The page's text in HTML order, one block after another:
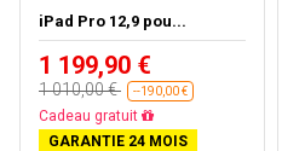
iPad Pro 12,9 pou...
1 199,90 €
1 010,00 € --190,00 €
Cadeau gratuit
GARANTIE 24 MOIS